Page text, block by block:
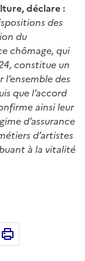
déclare :
des
du
chômage, qui
constitue un
des
que l’accord
ainsi leur
d’assurance
d’artistes
à la vitalité
Instagram
dans le
Imprimer cette